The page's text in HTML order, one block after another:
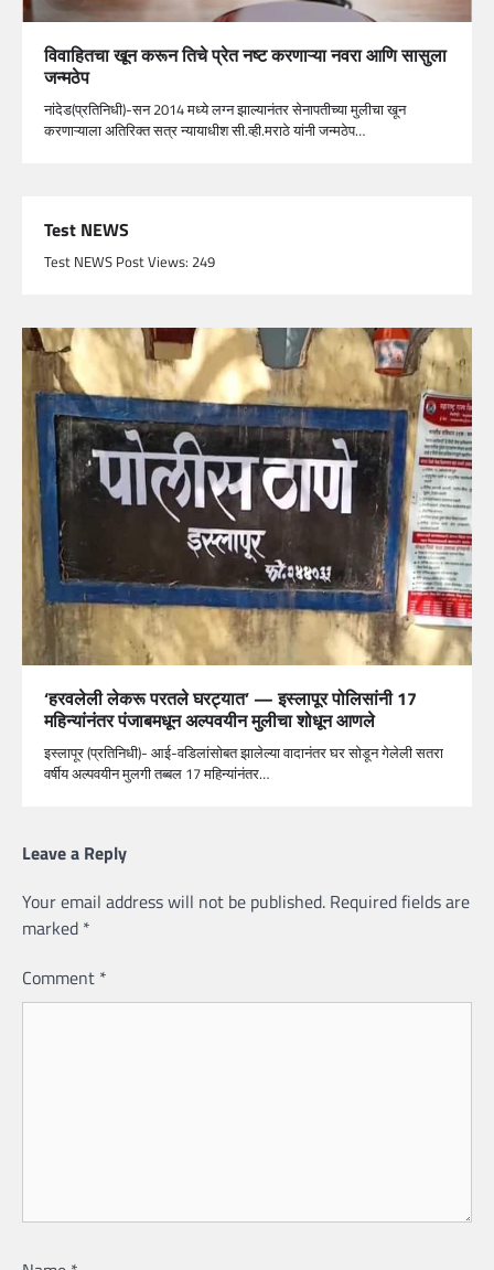
विवाहितचा खून करून तिचे प्रेत नष्ट करणाऱ्या नवरा आणि सासुला
जन्मठेप
नांदेड(प्रतिनिधी)-सन 2014 मध्ये लग्न झाल्यानंतर सेनापतीच्या मुलीचा खून
करणाऱ्याला अतिरिक्त सत्र न्यायाधीश सी.व्ही.मराठे यांनी जन्मठेप…
Test NEWS
Test NEWS Post Views: 249
‘हरवलेली लेकरू परतले घरट्यात’ — इस्लापूर पोलिसांनी 17
महिन्यांनंतर पंजाबमधून अल्पवयीन मुलीचा शोधून आणले
इस्लापूर (प्रतिनिधी)- आई-वडिलांसोबत झालेल्या वादानंतर घर सोडून गेलेली सतरा
वर्षीय अल्पवयीन मुलगी तब्बल 17 महिन्यांनंतर…
Leave a Reply
Your email address will not be published. Required fields are
marked *
Comment *